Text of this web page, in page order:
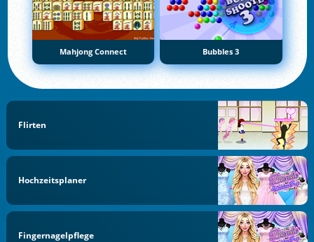
Mahjong Connect Bubbles 3
Flirten
Hochzeitsplaner
Fingernagelpflege